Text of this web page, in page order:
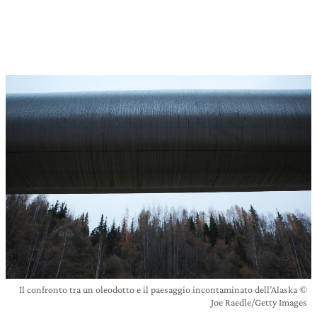
Il confronto tra un oleodotto e il paesaggio incontaminato dell’Alaska ©
Joe Raedle/Getty Images